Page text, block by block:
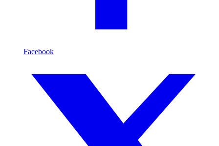
Facebook